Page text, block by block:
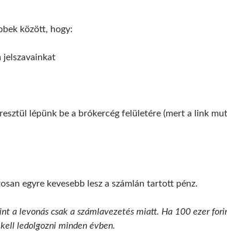
között, hogy:
jelszavainkat
lépünk be a brókercég felületére (mert a link
egyre kevesebb lesz a számlán tartott pénz.
a levonás csak a számlavezetés miatt. Ha 100 ezer
ledolgozni minden évben.